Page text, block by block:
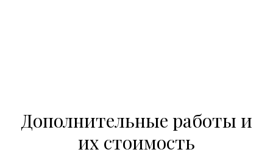
Дополнительные работы и
их стоимость